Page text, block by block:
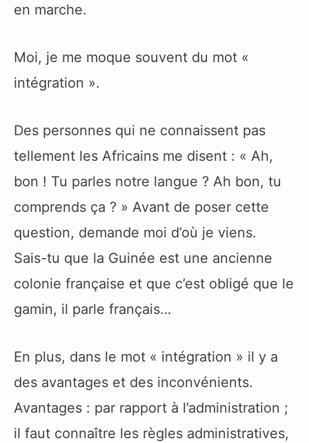
en marche.
Moi, je me moque souvent du mot «
intégration ».
Des personnes qui ne connaissent pas
tellement les Africains me disent : « Ah,
bon ! Tu parles notre langue ? Ah bon, tu
comprends ça ? » Avant de poser cette
question, demande moi d’où je viens.
Sais-tu que la Guinée est une ancienne
colonie française et que c’est obligé que le
gamin, il parle français…
En plus, dans le mot « intégration » il y a
des avantages et des inconvénients.
Avantages : par rapport à l’administration ;
il faut connaître les règles administratives,